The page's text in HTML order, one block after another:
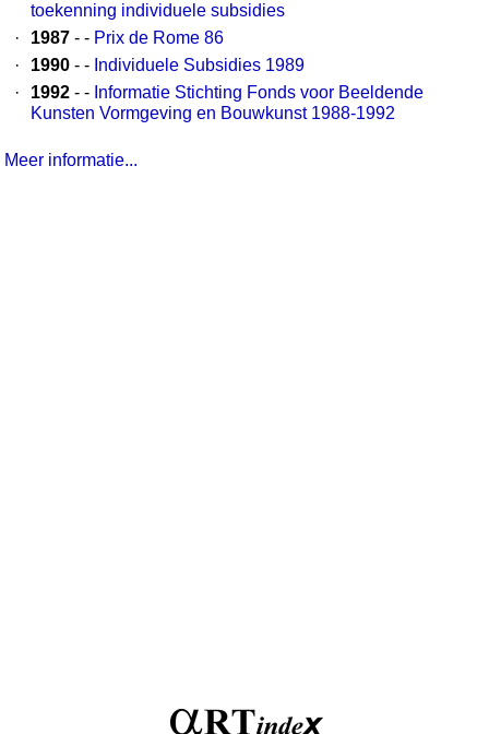
toekenning individuele subsidies
·
1987 - - Prix de Rome 86
·
1990 - - Individuele Subsidies 1989
·
1992 - - Informatie Stichting Fonds voor Beeldende
Kunsten Vormgeving en Bouwkunst 1988-1992
Meer informatie...